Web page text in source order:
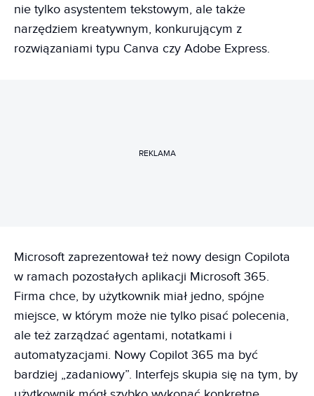
nie tylko asystentem tekstowym, ale także
narzędziem kreatywnym, konkurującym z
rozwiązaniami typu Canva czy Adobe Express.
REKLAMA
Microsoft zaprezentował też nowy design Copilota
w ramach pozostałych aplikacji Microsoft 365.
Firma chce, by użytkownik miał jedno, spójne
miejsce, w którym może nie tylko pisać polecenia,
ale też zarządzać agentami, notatkami i
automatyzacjami. Nowy Copilot 365 ma być
bardziej „zadaniowy”. Interfejs skupia się na tym, by